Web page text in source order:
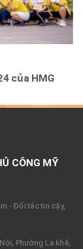
của HMG
CÔNG MỸ
- Đối tác tin cậy,
Phường La khê,